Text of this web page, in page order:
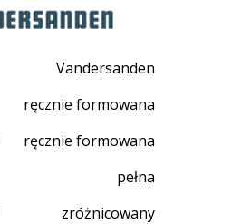
Vandersanden
ręcznie formowana
ręcznie formowana
pełna
zróżnicowany